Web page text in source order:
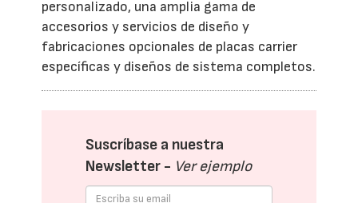
personalizado, una amplia gama de
accesorios y servicios de diseño y
fabricaciones opcionales de placas carrier
específicas y diseños de sistema completos.
Suscríbase a nuestra
Newsletter - Ver ejemplo